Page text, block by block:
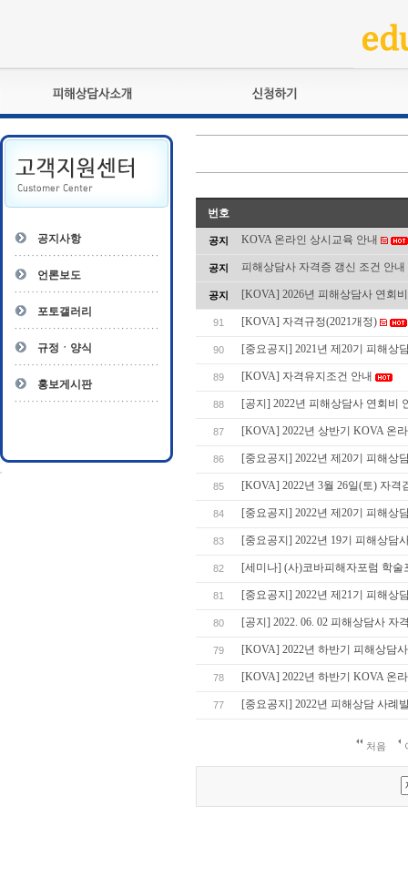
피해상담사란?
자격관리규정
상담사 자격증 확인
- 피해상담사 1급
- 전문수련감독자
- 전문수련기관
교육훈련
자격심사
자격복원
공지사항
언론보도
포토갤러리
규정ㆍ양식
홍보게시판
번호
공지 KOVA 온라인 상시교육 안내
공지 피해상담사 자격증 갱신 조건 안내
공지 [KOVA] 2026년 피해상담사 연회
91 [KOVA] 자격규정(2021개정)
90 [중요공지] 2021년 제20기 피해상
89 [KOVA] 자격유지조건 안내
88 [공지] 2022년 피해상담사 연회비
87 [KOVA] 2022년 상반기 KOVA 온
86 [중요공지] 2022년 제20기 피해상
85 [KOVA] 2022년 3월 26일(토) 자격
84 [중요공지] 2022년 제20기 피해상
83 [중요공지] 2022년 19기 피해상담
82 [세미나] (사)코바피해자포럼 학술
81 [중요공지] 2022년 제21기 피해상
80 [공지] 2022. 06. 02 피해상담사 자
79 [KOVA] 2022년 하반기 피해상담
78 [KOVA] 2022년 하반기 KOVA 온
77 [중요공지] 2022년 피해상담 사례
처음